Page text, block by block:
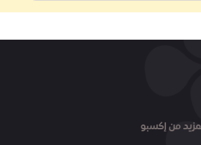
من إكسبو